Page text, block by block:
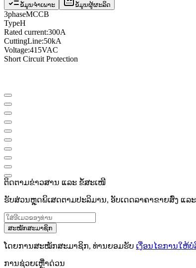
ຂໍ້ມູນຈຳເພາະ ຂໍ້ມູນຜູ້ຜະລິດ
3phaseMCCB
TypeH
Rated current:300A
CuttingLine:50kA
Voltage:415VAC
Short Circuit Protection
ຕິດຕາມຂ່າວສານ ແລະ ຂໍ້ສະເໜີ
ຮັບສ່ວນຫຼຸດພິເສດຕາມປະລິມານ, ອັບເດດລາຄາຂາຍສົ່ງ ແລ
ສະໝັກສະມາຊິກ
ໂດຍການສະໝັກສະມາຊິກ, ທ່ານຍອມຮັບ ເງື່ອນໄຂການໃຫ້
ການຊ່ວຍເຫຼືໍາດ່ວນ